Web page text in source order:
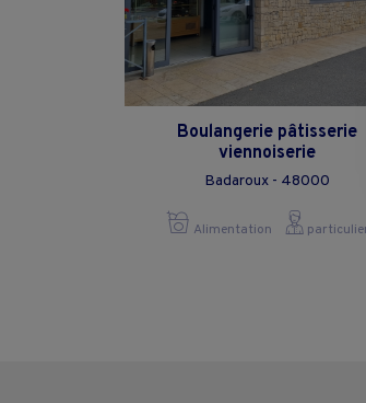
Boulangerie pâtisserie
viennoiserie
Badaroux - 48000
Alimentation